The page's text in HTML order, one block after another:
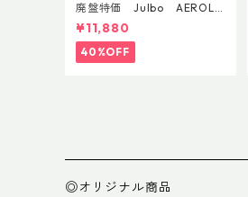
廃盤特価 Julbo AEROLIT
E AsianFit
¥11,880
40%OFF
◎オリジナル商品